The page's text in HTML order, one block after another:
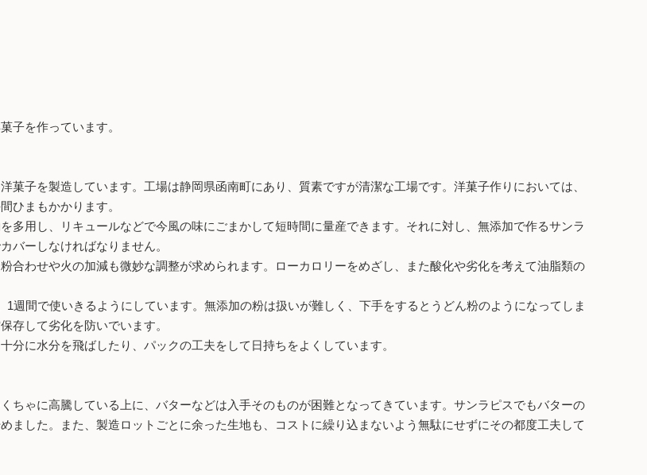
子を作っています。
子を製造しています。工場は静岡県函南町にあり、質素ですが清潔な工場です。洋菓子作りにおいては、
ひまもかかります。
用し、リキュールなどで今風の味にごまかして短時間に量産できます。それに対し、無添加で作るサンラ
バーしなければなりません。
わせや火の加減も微妙な調整が求められます。ローカロリーをめざし、また酸化や劣化を考えて油脂類の
間で使いきるようにしています。無添加の粉は扱いが難しく、下手をするとうどん粉のようになってしま
存して劣化を防いでいます。
に水分を飛ばしたり、パックの工夫をして日持ちをよくしています。
ゃに高騰している上に、バターなどは入手そのものが困難となってきています。サンラピスでもバターの
ました。また、製造ロットごとに余った生地も、コストに繰り込まないよう無駄にせずにその都度工夫して